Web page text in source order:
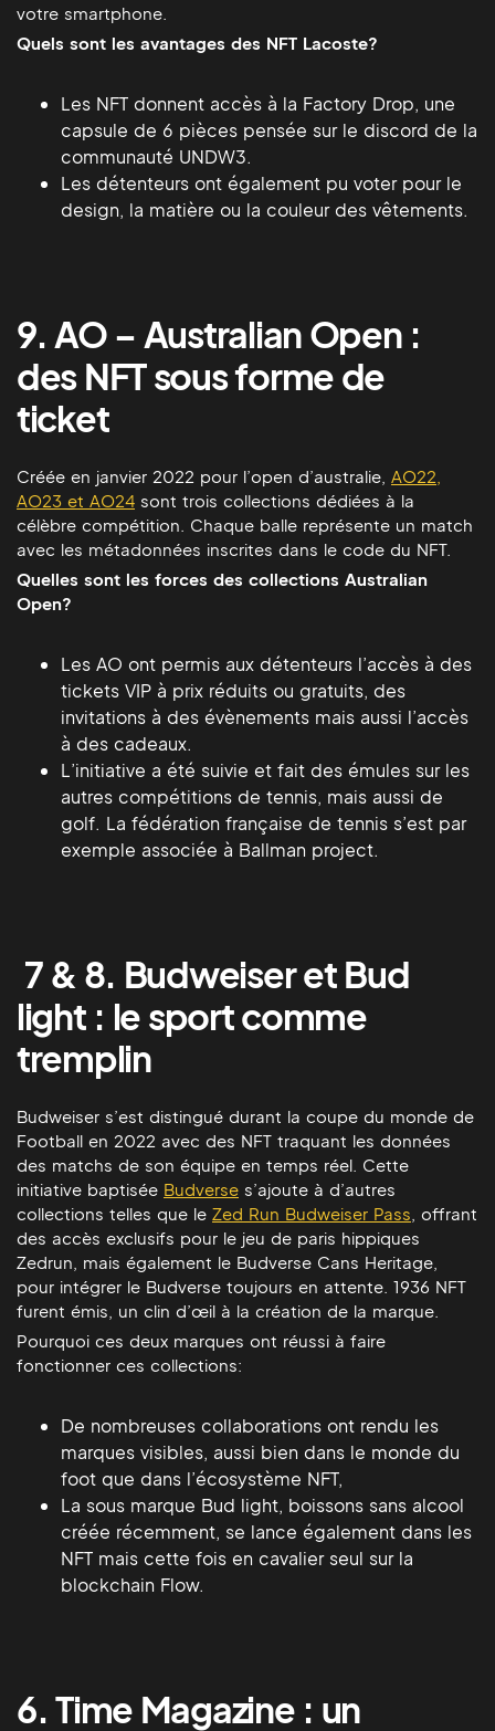
votre smartphone.
Quels sont les avantages des NFT Lacoste?
Les NFT donnent accès à la Factory Drop, une
capsule de 6 pièces pensée sur le discord de la
communauté UNDW3.
Les détenteurs ont également pu voter pour le
design, la matière ou la couleur des vêtements.
9. AO – Australian Open :
des NFT sous forme de
ticket
Créée en janvier 2022 pour l’open d’australie, AO22,
AO23 et AO24 sont trois collections dédiées à la
célèbre compétition. Chaque balle représente un match
avec les métadonnées inscrites dans le code du NFT.
Quelles sont les forces des collections Australian
Open?
Les AO ont permis aux détenteurs l’accès à des
tickets VIP à prix réduits ou gratuits, des
invitations à des évènements mais aussi l’accès
à des cadeaux.
L’initiative a été suivie et fait des émules sur les
autres compétitions de tennis, mais aussi de
golf. La fédération française de tennis s’est par
exemple associée à Ballman project.
7 & 8. Budweiser et Bud
light : le sport comme
tremplin
Budweiser s’est distingué durant la coupe du monde de
Football en 2022 avec des NFT traquant les données
des matchs de son équipe en temps réel. Cette
initiative baptisée Budverse s’ajoute à d’autres
collections telles que le Zed Run Budweiser Pass , offrant
des accès exclusifs pour le jeu de paris hippiques
Zedrun, mais également le Budverse Cans Heritage,
pour intégrer le Budverse toujours en attente. 1936 NFT
furent émis, un clin d’œil à la création de la marque.
Pourquoi ces deux marques ont réussi à faire
fonctionner ces collections:
De nombreuses collaborations ont rendu les
marques visibles, aussi bien dans le monde du
foot que dans l’écosystème NFT,
La sous marque Bud light, boissons sans alcool
créée récemment, se lance également dans les
NFT mais cette fois en cavalier seul sur la
blockchain Flow.
6. Time Magazine : un